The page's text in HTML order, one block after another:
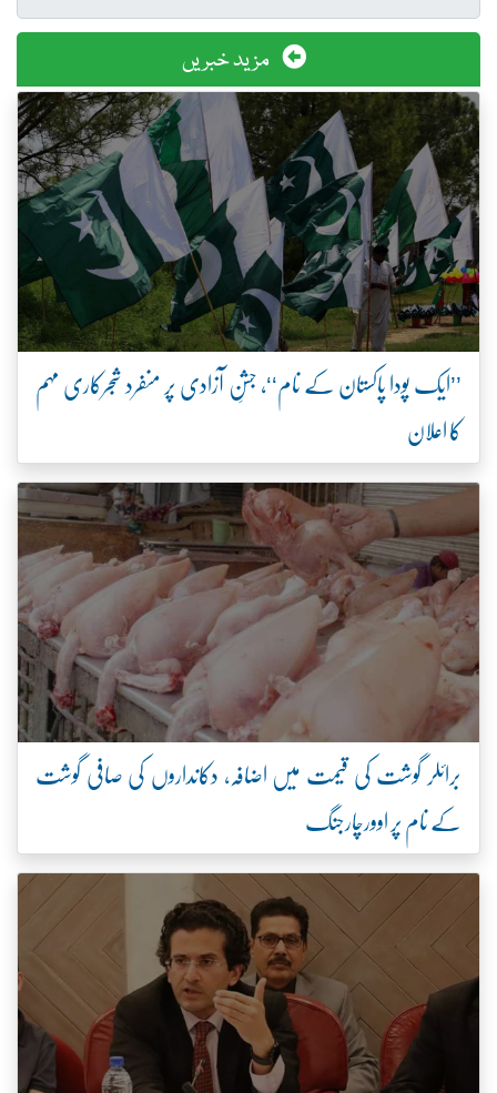
مزید خبریں
’’ایک پودا پاکستان کے نام‘‘، جشنِ آزادی پر منفرد شجرکاری مہم
کا اعلان
برائلر گوشت کی قیمت میں اضافہ، دکانداروں کی صافی گوشت
کے نام پر اوورچارجنگ